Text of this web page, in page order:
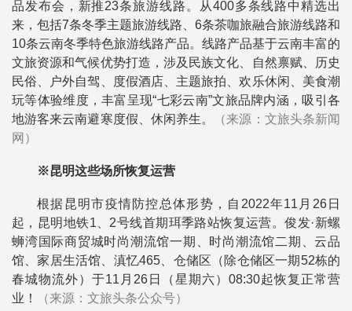
品发布会， 新推23条旅游线路。从400多条线路中精选出
来，包括7条冬季主题旅游线路、6条茶咖旅融合旅游线路和
10条云南冬季特色旅游线路产品。线路产品基于云南丰富的
文旅资源和气候优势打造，涉及民族文化、自然禀赋、历史
民俗、户外自驾、度假酒店、主题旅拍、欢乐休闲、美食潮
玩等体验维度，丰富呈现“七彩云南”文旅品牌内涵，吸引各
地游客来云南避寒度假、休闲养生。
（来源：文旅头条新闻
网）
※昆明这些场所恢复运营
根据昆明市疫情防控总体形势，自2022年11月26日
起， 昆明地铁1、2号线首期珥季路站恢复运营。俊发·新螺
蛳湾国际商贸城时尚潮流馆一期、时尚潮流馆二期、云品
馆、家居生活馆、滇忆465、仓储区（除仓储区一期52栋的
春城物流外）于11月26日（星期六）08:30起恢复正常营
业！
（来源：文旅头条公众号）